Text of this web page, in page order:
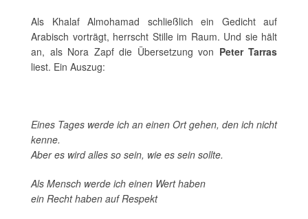
Als Khalaf Almohamad schließlich ein Gedicht auf
Arabisch vorträgt, herrscht Stille im Raum. Und sie hält
an, als Nora Zapf die Übersetzung von Peter Tarras
liest. Ein Auszug:
Eines Tages werde ich an einen Ort gehen, den ich nicht
kenne.
Aber es wird alles so sein, wie es sein sollte.
Als Mensch werde ich einen Wert haben
ein Recht haben auf Respekt